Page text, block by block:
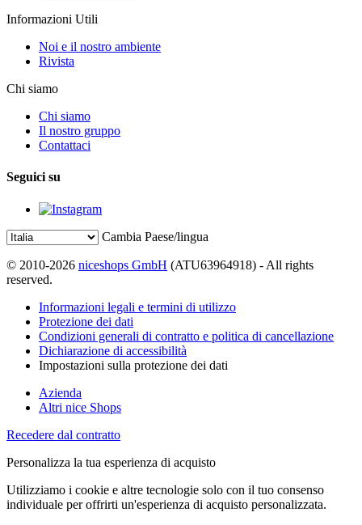
Informazioni Utili
Noi e il nostro ambiente
Rivista
Chi siamo
Chi siamo
Il nostro gruppo
Contattaci
Seguici su
Cambia Paese/lingua
© 2010-2026 niceshops GmbH (ATU63964918) - All rights
reserved.
Informazioni legali e termini di utilizzo
Protezione dei dati
Condizioni generali di contratto e politica di cancellazione
Dichiarazione di accessibilità
Impostazioni sulla protezione dei dati
Azienda
Altri nice Shops
Recedere dal contratto
Personalizza la tua esperienza di acquisto
Utilizziamo i cookie e altre tecnologie solo con il tuo consenso
individuale per offrirti un'esperienza di acquisto personalizzata.